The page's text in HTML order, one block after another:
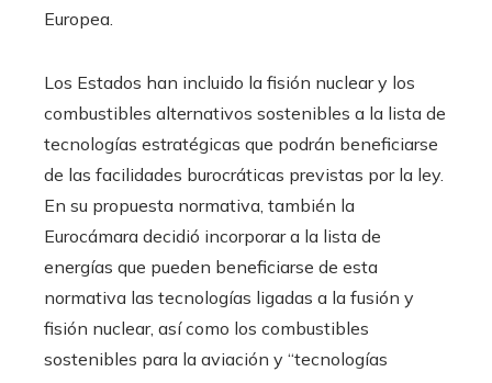
Europea.
Los Estados han incluido la fisión nuclear y los
combustibles alternativos sostenibles a la lista de
tecnologías estratégicas que podrán beneficiarse
de las facilidades burocráticas previstas por la ley.
En su propuesta normativa, también la
Eurocámara decidió incorporar a la lista de
energías que pueden beneficiarse de esta
normativa las tecnologías ligadas a la fusión y
fisión nuclear, así como los combustibles
sostenibles para la aviación y “tecnologías